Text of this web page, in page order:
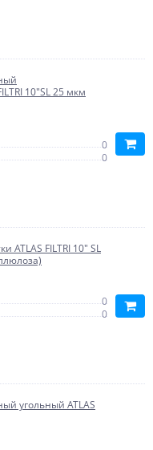
10"SL 25 мкм
0
0
ATLAS FILTRI 10" SL
0
0
угольный ATLAS